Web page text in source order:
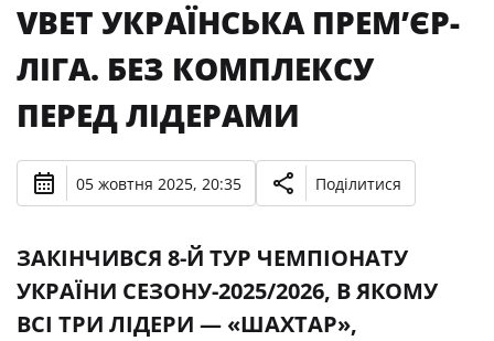
VBET УКРАЇНСЬКА ПРЕМʼЄР-
ЛІГА. БЕЗ КОМПЛЕКСУ
ПЕРЕД ЛІДЕРАМИ
05 жовтня 2025, 20:35 Поділитися
ЗАКІНЧИВСЯ 8-Й ТУР ЧЕМПІОНАТУ
УКРАЇНИ СЕЗОНУ-2025/2026, В ЯКОМУ
ВСІ ТРИ ЛІДЕРИ — «ШАХТАР»,